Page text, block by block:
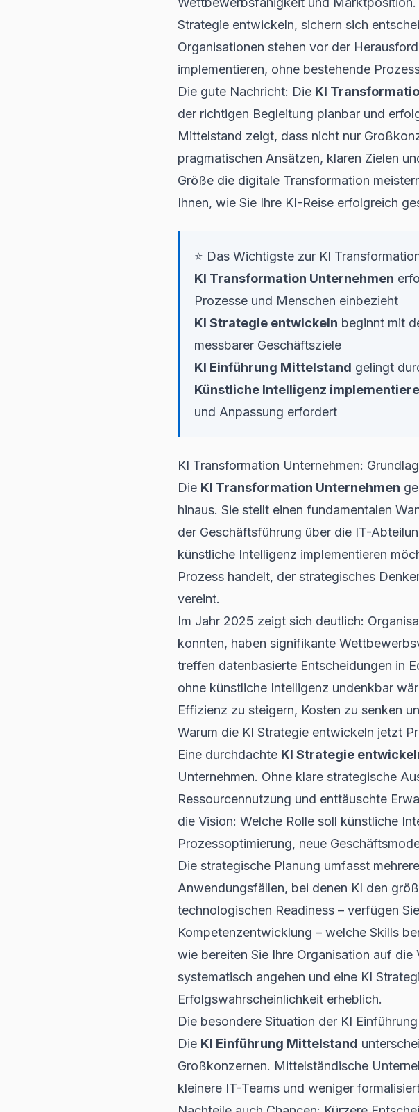
Strategie entwickeln, sichern sich
Organisationen stehen vor der
implementieren, ohne bestehende
Die gute Nachricht: Die KI
der richtigen Begleitung planbar und
Mittelstand zeigt, dass nicht nur
pragmatischen Ansätzen, klaren Zielen
Größe die digitale Transformation
Ihnen, wie Sie Ihre KI-Reise erfolgreich
⭐ Das Wichtigste zur KI
KI Transformation Unternehmen
Prozesse und Menschen einbezieht
KI Strategie entwickeln beginnt mit
messbarer Geschäftsziele
KI Einführung Mittelstand gelingt
Künstliche Intelligenz
und Anpassung erfordert
KI Transformation Unternehmen:
Die KI Transformation Unternehmen
hinaus. Sie stellt einen fundamentalen
der Geschäftsführung über die IT-
künstliche Intelligenz implementieren
Prozess handelt, der strategisches
vereint.
Im Jahr 2025 zeigt sich deutlich:
konnten, haben signifikante
treffen datenbasierte Entscheidungen in
ohne künstliche Intelligenz undenkbar
Effizienz zu steigern, Kosten zu senken
Warum die KI Strategie entwickeln jetzt
Eine durchdachte KI Strategie
Unternehmen. Ohne klare strategische
Ressourcennutzung und enttäuschte
die Vision: Welche Rolle soll künstliche
Prozessoptimierung, neue
Die strategische Planung umfasst
Anwendungsfällen, bei denen KI den
technologischen Readiness – verfügen
Kompetenzentwicklung – welche Skills
wie bereiten Sie Ihre Organisation auf
systematisch angehen und eine KI
Erfolgswahrscheinlichkeit erheblich.
Die besondere Situation der KI
Die KI Einführung Mittelstand
Großkonzernen. Mittelständische
kleinere IT-Teams und weniger